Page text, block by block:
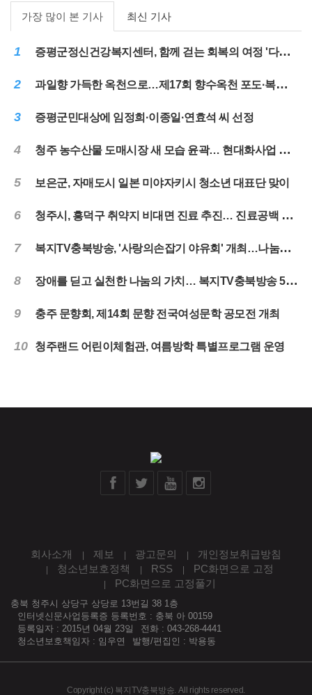
가장 많이 본 기사 최신 기사
1 증평군정신건강복지센터, 함께 걷는 회복의 여정 '다시ON, 여름나들이'
2 과일향 가득한 옥천으로…제17회 향수옥천 포도·복숭아축제 31일 개막
3 증평군민대상에 임정희·이종일·연효석 씨 선정
4 청주 농수산물 도매시장 새 모습 윤곽… 현대화사업 순항
5 보은군, 자매도시 일본 미야자키시 청소년 대표단 맞이
6 청주시, 흥덕구 취약지 비대면 진료 추진… 진료공백 해소
7 복지TV충북방송, '사랑의손잡기 야유회' 개최…나눔과 화합의 시간 마련
8 장애를 딛고 실천한 나눔의 가치… 복지TV충북방송 5년 떡나눔 마무리
9 충주 문향회, 제14회 문향 전국여성문학 공모전 개최
10 청주랜드 어린이체험관, 여름방학 특별프로그램 운영
회사소개 제보 광고문의
개인정보취급방침
청소년보호정책
RSS
PC화면으로 고정
PC화면으로 고정풀기
충북 청주시 상당구 상당로 13번길 38 1층
인터넷신문사업등록증 등록번호 : 충북 아 00159
등록일자 : 2015년 04월 23일
전화 : 043-268-4441
청소년보호책임자 : 임우연
발행/편집인 : 박용동
Copyright (c) 복지TV충북방송. All rights reserved.